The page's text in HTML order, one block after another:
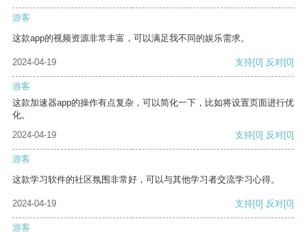
游客
这款app的视频资源非常丰富，可以满足我不同的娱乐需求。
2024-04-19 支持[0] 反对[0]
游客
这款加速器app的操作有点复杂，可以简化一下，比如将设置页面进行优
化。
2024-04-19
支持[0] 反对[0]
游客
这款学习软件的社区氛围非常好，可以与其他学习者交流学习心得。
2024-04-19 支持[0] 反对[0]
游客